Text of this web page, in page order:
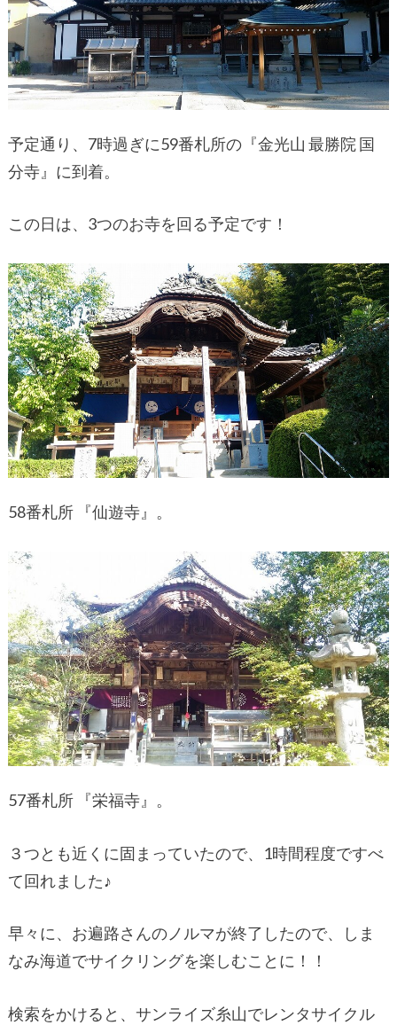
予定通り、7時過ぎに59番札所の『金光山 最勝院 国
分寺』に到着。
この日は、3つのお寺を回る予定です！
58番札所 『仙遊寺』。
57番札所 『栄福寺』。
３つとも近くに固まっていたので、1時間程度ですべ
て回れました♪
早々に、お遍路さんのノルマが終了したので、しま
なみ海道でサイクリングを楽しむことに！！
検索をかけると、サンライズ糸山でレンタサイクル